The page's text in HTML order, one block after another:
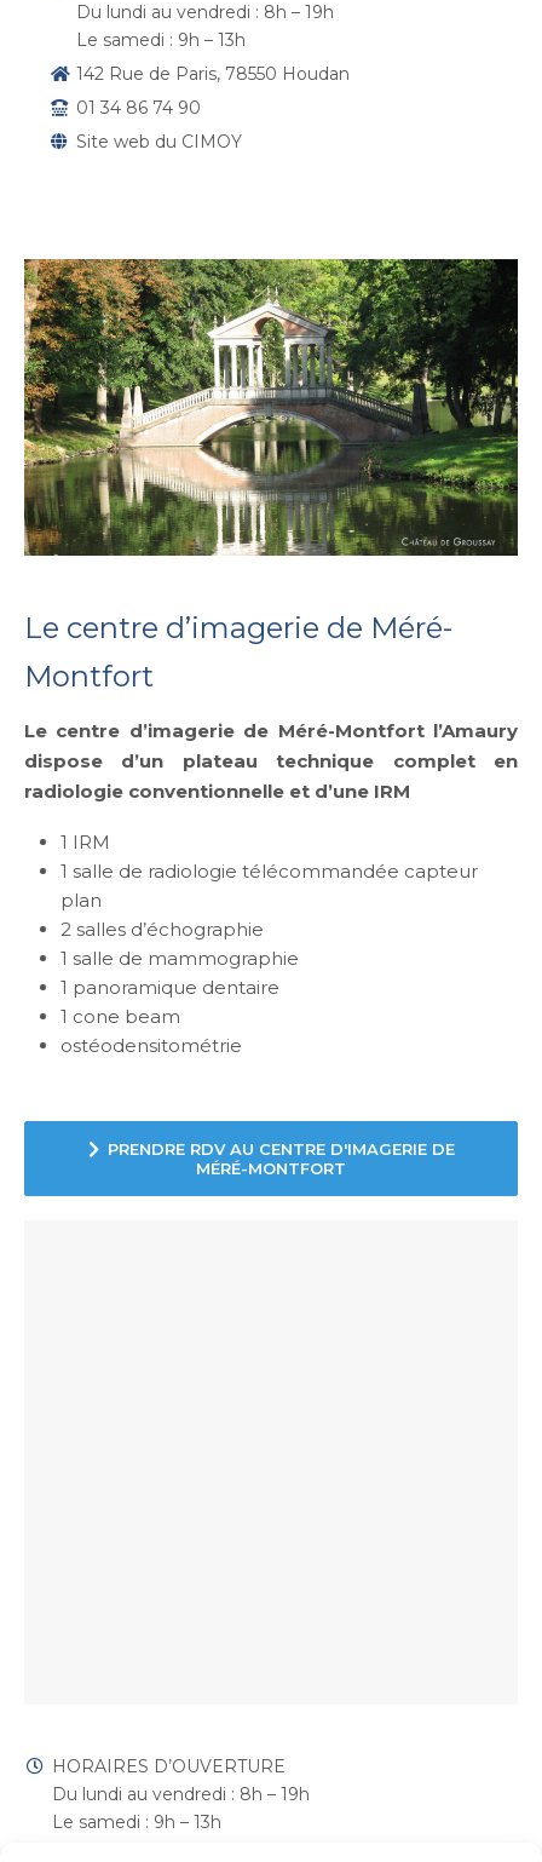
Du lundi au vendredi : 8h – 19h
Le samedi : 9h – 13h
142 Rue de Paris, 78550 Houdan
01 34 86 74 90
Site web du CIMOY
Le centre d’imagerie de Méré-
Montfort
Le centre d’imagerie de Méré-Montfort l’Amaury
dispose d’un plateau technique complet en
radiologie conventionnelle et d’une IRM
1 IRM
1 salle de radiologie télécommandée capteur
plan
2 salles d’échographie
1 salle de mammographie
1 panoramique dentaire
1 cone beam
ostéodensitométrie
PRENDRE RDV AU CENTRE D'IMAGERIE DE
MÉRÉ-MONTFORT
HORAIRES D’OUVERTURE
Du lundi au vendredi : 8h – 19h
Le samedi : 9h – 13h